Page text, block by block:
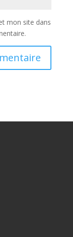
mon site dans